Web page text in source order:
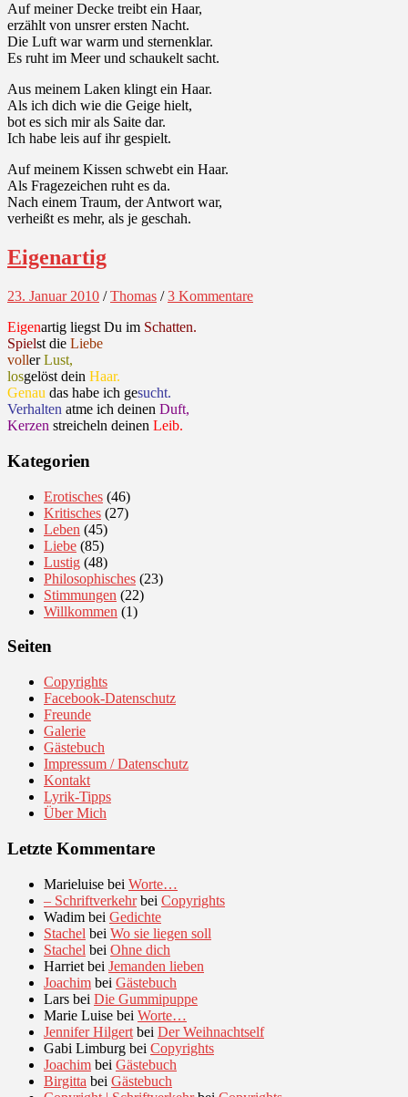
Auf meiner Decke treibt ein Haar,
erzählt von unsrer ersten Nacht.
Die Luft war warm und sternenklar.
Es ruht im Meer und schaukelt sacht.
Aus meinem Laken klingt ein Haar.
Als ich dich wie die Geige hielt,
bot es sich mir als Saite dar.
Ich habe leis auf ihr gespielt.
Auf meinem Kissen schwebt ein Haar.
Als Fragezeichen ruht es da.
Nach einem Traum, der Antwort war,
verheißt es mehr, als je geschah.
Eigenartig
23. Januar 2010 /Thomas /3 Kommentare
Eigenartig liegst Du im Schatten.
Spielst die Liebe
vollerLust,
losgelöst dein Haar.
Genau das habe ich gesucht.
Verhalten atme ich deinen Duft,
Kerzen streicheln deinen Leib.
Kategorien
Erotisches (46)
Kritisches (27)
Leben (45)
Liebe (85)
Lustig (48)
Philosophisches (23)
Stimmungen (22)
Willkommen (1)
Seiten
Copyrights
Facebook-Datenschutz
Freunde
Galerie
Gästebuch
Impressum / Datenschutz
Kontakt
Lyrik-Tipps
Über Mich
Letzte Kommentare
Marieluise bei Worte…
– Schriftverkehrbei Copyrights
Wadim bei Gedichte
Stachel bei Wo sie liegen soll
Stachel bei Ohne dich
Harriet bei Jemanden lieben
Joachim bei Gästebuch
Lars bei Die Gummipuppe
Marie Luise bei Worte…
Jennifer Hilgert bei Der Weihnachtself
Gabi Limburg bei Copyrights
Joachim bei Gästebuch
Birgitta bei Gästebuch